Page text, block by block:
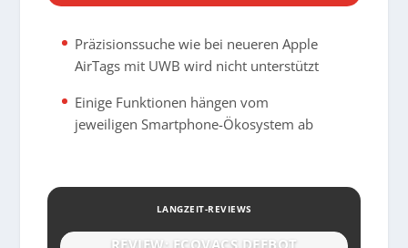
Präzisionssuche wie bei neueren Apple
AirTags mit UWB wird nicht unterstützt
Einige Funktionen hängen vom
jeweiligen Smartphone-Ökosystem ab
LANGZEIT-REVIEWS